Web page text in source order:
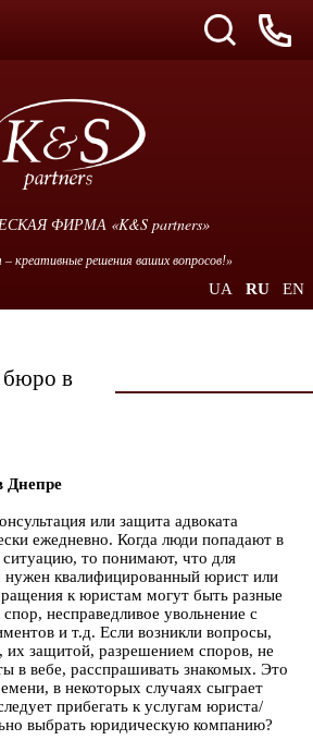
ФИРМА «K&S partners»
креативные решения ваших вопросов!»
UA RU EN
бюро в
Днепре
или защита адвоката
ежедневно. Когда люди попадают в
то понимают, что для
квалифицированный юрист или
к юристам могут быть разные
несправедливое увольнение с
и т.д. Если возникли вопросы,
их защитой, разрешением споров, не
в вебе, расспрашивать знакомых. Это
в некоторых случаях сыграет
прибегать к услугам юриста/
выбрать юридическую компанию?